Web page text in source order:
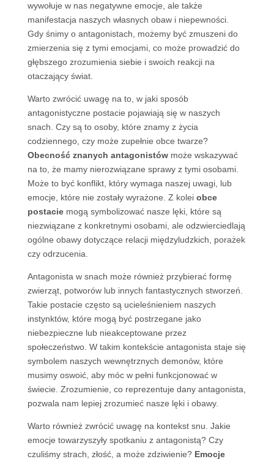
wywołuje w nas negatywne emocje, ale także
manifestacja naszych własnych obaw i niepewności.
Gdy śnimy o antagonistach, możemy być zmuszeni do
zmierzenia się z tymi emocjami, co może prowadzić do
głębszego zrozumienia siebie i swoich reakcji na
otaczający świat.
Warto zwrócić uwagę na to, w jaki sposób
antagonistyczne postacie pojawiają się w naszych
snach. Czy są to osoby, które znamy z życia
codziennego, czy może zupełnie obce twarze?
Obecność znanych antagonistówmoże wskazywać
na to, że mamy nierozwiązane sprawy z tymi osobami.
Może to być konflikt, który wymaga naszej uwagi, lub
emocje, które nie zostały wyrażone. Z kolei obce
postaciemogą symbolizować nasze lęki, które są
niezwiązane z konkretnymi osobami, ale odzwierciedlają
ogólne obawy dotyczące relacji międzyludzkich, porażek
czy odrzucenia.
Antagonista w snach może również przybierać formę
zwierząt, potworów lub innych fantastycznych stworzeń.
Takie postacie często są ucieleśnieniem naszych
instynktów, które mogą być postrzegane jako
niebezpieczne lub nieakceptowane przez
społeczeństwo. W takim kontekście antagonista staje się
symbolem naszych wewnętrznych demonów, które
musimy oswoić, aby móc w pełni funkcjonować w
świecie. Zrozumienie, co reprezentuje dany antagonista,
pozwala nam lepiej zrozumieć nasze lęki i obawy.
Warto również zwrócić uwagę na kontekst snu. Jakie
emocje towarzyszyły spotkaniu z antagonistą? Czy
czuliśmy strach, złość, a może zdziwienie? Emocje